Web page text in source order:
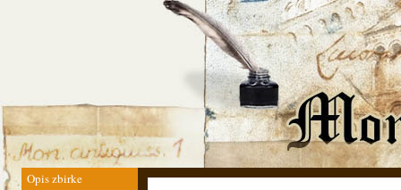
Opis zbirke